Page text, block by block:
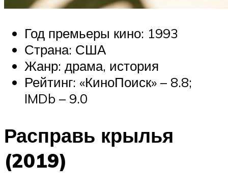
Год премьеры кино: 1993
Страна: США
Жанр: драма, история
Рейтинг: «КиноПоиск» – 8.8;
IMDb – 9.0
Расправь крылья
(2019)